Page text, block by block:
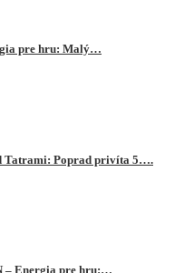
pre hru: Malý…
Tatrami: Poprad privíta 5….
– Energia pre hru:…